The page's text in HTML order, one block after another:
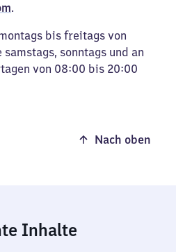
.
bis freitags von
sonntags und an
von 08:00 bis 20:00
Nach oben
Inhalte